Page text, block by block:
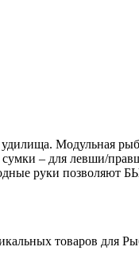
удилища.
– для левши/
руки
товаров для